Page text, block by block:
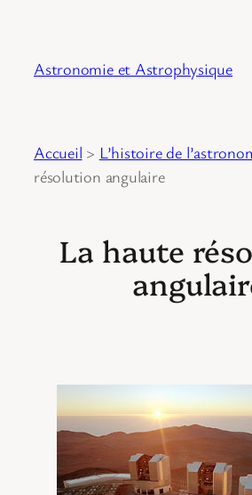
Astronomie et Astrophysique
Accueil > L’histoire de
résolution angulaire
La haute